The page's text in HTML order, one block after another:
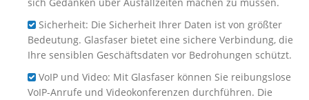
Sicherheit: Die Sicherheit Ihrer Daten ist von größter
Bedeutung. Glasfaser bietet eine sichere Verbindung, die
Ihre sensiblen Geschäftsdaten vor Bedrohungen schützt.
VoIP und Video: Mit Glasfaser können Sie reibungslose
VoIP-Anrufe und Videokonferenzen durchführen. Die